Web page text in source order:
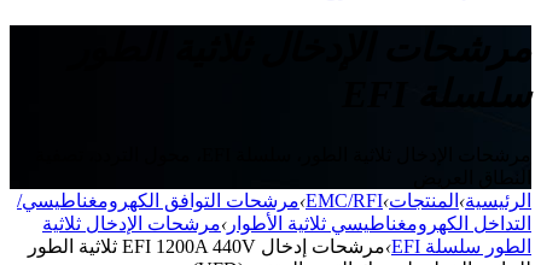
الرئيسية› المنتجات›
EMC/RFI
›مرشحات التوافق الكهرومغناطيسي/
التداخل الكهرومغناطيسي ثلاثية الأطوار ›مرشحات الإدخال ثلاثية
الطور سلسلة EFI
›
مرشحات إدخال EFI 1200A 440V ثلاثية الطور